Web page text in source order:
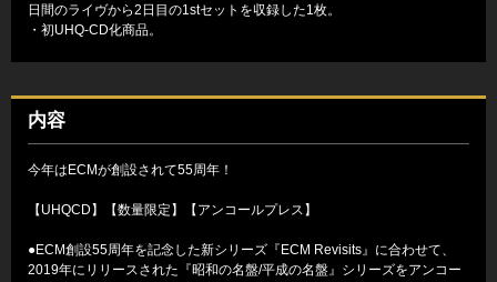
日間のライヴから2日目の1stセットを収録した1枚。
・初UHQ-CD化商品。
内容
今年はECMが創設されて55周年！
【UHQCD】【数量限定】【アンコールプレス】
●ECM創設55周年を記念した新シリーズ『ECM Revisits』に合わせて、
2019年にリリースされた『昭和の名盤/平成の名盤』シリーズをアンコー